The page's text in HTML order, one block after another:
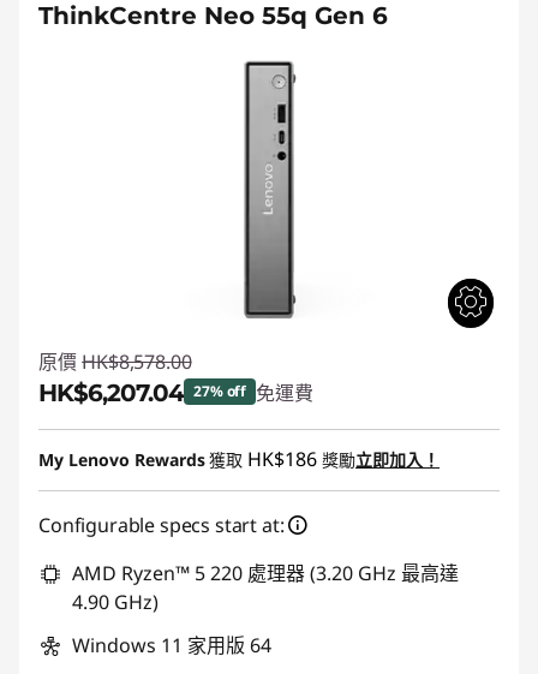
ThinkCentre Neo 55q Gen 6
原價 HK$8,578.00
HK$6,207.04 27% off 免運費
即省 :-HK$2,370.96
My Lenovo Rewards獲取 HK$186 獎勵立即加入！
Configurable specs start at:
AMD Ryzen™ 5 220 處理器 (3.20 GHz 最高達
4.90 GHz)
Windows 11 家用版 64